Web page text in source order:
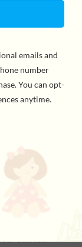
artwork from
beloved
Fish, Blue
My Eyes
¡Cuenta con
te diviertes!
está
rojo, pez
con los